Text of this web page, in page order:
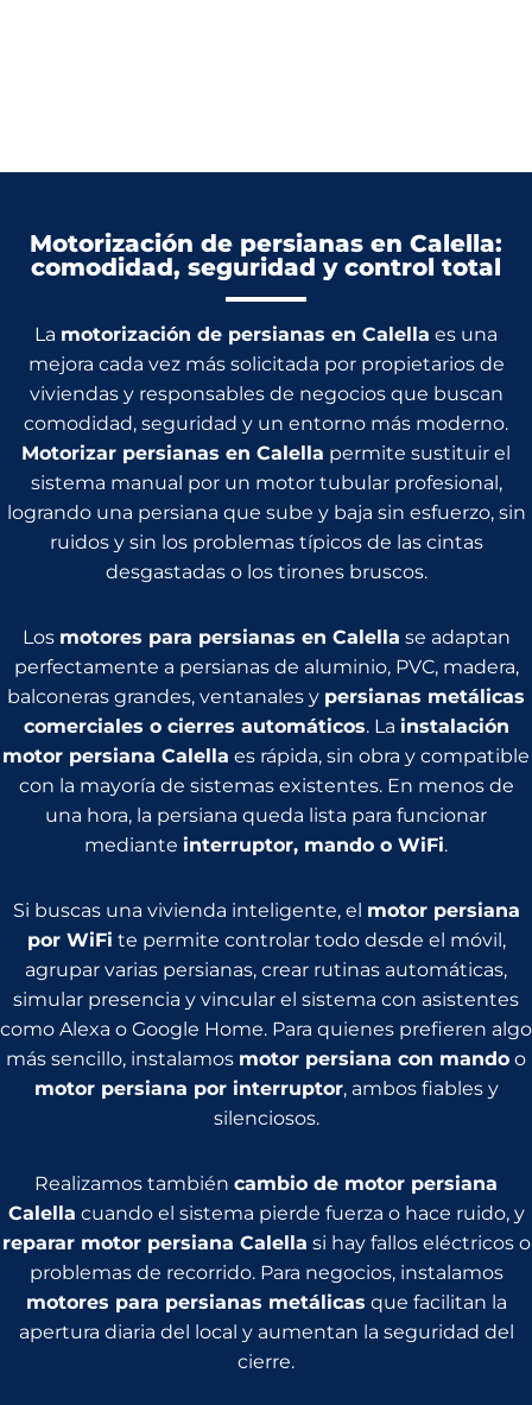
Motorización de persianas en Calella:
comodidad, seguridad y control total
La motorización de persianas en Calella es una
mejora cada vez más solicitada por propietarios de
viviendas y responsables de negocios que buscan
comodidad, seguridad y un entorno más moderno.
Motorizar persianas en Calella permite sustituir el
sistema manual por un motor tubular profesional,
logrando una persiana que sube y baja sin esfuerzo, sin
ruidos y sin los problemas típicos de las cintas
desgastadas o los tirones bruscos.
Los motores para persianas en Calella se adaptan
perfectamente a persianas de aluminio, PVC, madera,
balconeras grandes, ventanales y persianas metálicas
comerciales o cierres automáticos. La instalación
motor persiana Calella es rápida, sin obra y compatible
con la mayoría de sistemas existentes. En menos de
una hora, la persiana queda lista para funcionar
mediante interruptor, mando o WiFi.
Si buscas una vivienda inteligente, el motor persiana
por WiFi te permite controlar todo desde el móvil,
agrupar varias persianas, crear rutinas automáticas,
simular presencia y vincular el sistema con asistentes
como Alexa o Google Home. Para quienes prefieren algo
más sencillo, instalamos motor persiana con mando o
motor persiana por interruptor, ambos fiables y
silenciosos.
Realizamos también cambio de motor persiana
Calella cuando el sistema pierde fuerza o hace ruido, y
reparar motor persiana Calella si hay fallos eléctricos o
problemas de recorrido. Para negocios, instalamos
motores para persianas metálicas que facilitan la
apertura diaria del local y aumentan la seguridad del
cierre.